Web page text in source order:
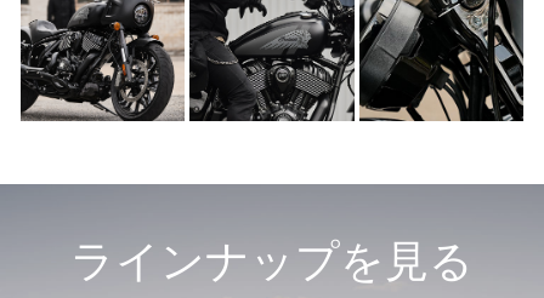
ラインナップを見る